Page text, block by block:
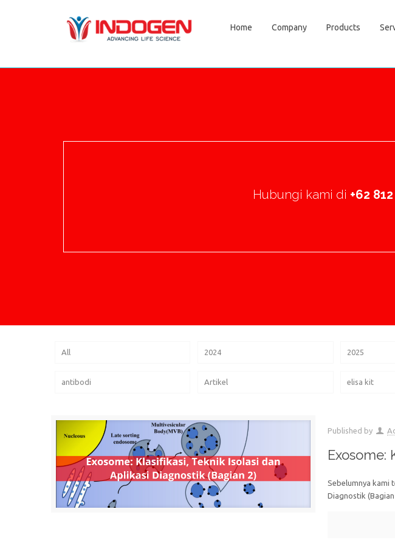
Home Company Products
Hubungi kami di +62
All 2024 2025
antibodi Artikel elisa kit
Published by
Exosome:
Sebelumnya kami
Diagnostik